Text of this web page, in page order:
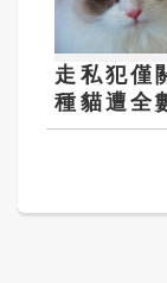
走私犯僅
種貓遭全
落後國家